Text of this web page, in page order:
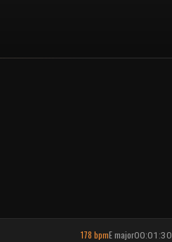
178 bpmE major00:01:30